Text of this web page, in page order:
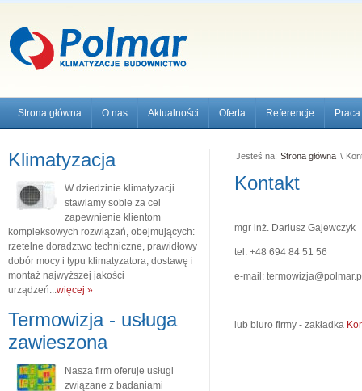
Strona główna O nas Aktualności Oferta Referencje Praca
Klimatyzacja
W dziedzinie klimatyzacji
stawiamy sobie za cel
zapewnienie klientom
kompleksowych rozwiązań, obejmujących:
rzetelne doradztwo techniczne, prawidłowy
dobór mocy i typu klimatyzatora, dostawę i
montaż najwyższej jakości
urządzeń...więcej »
Termowizja - usługa
zawieszona
Nasza firm oferuje usługi
związane z badaniami
Jesteś na: Strona główna \
Kontakt
mgr inż. Dariusz Gajewczyk
tel. +48 694 84 51 56
e-mail:
lub biuro firmy - zakładka